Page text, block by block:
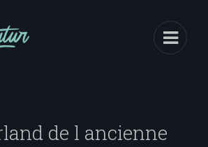
de l ancienne